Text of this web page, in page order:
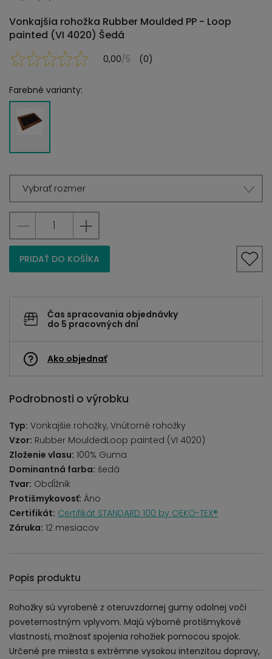
Vonkajšia rohožka Rubber Moulded PP - Loop
painted (VI 4020) Šedá
0,00/5 (0)
Farebné varianty:
Vybrať rozmer
PRIDAŤ DO KOŠÍKA
Čas spracovania objednávky
do 5 pracovných dní
Ako objednať
Podrobnosti o výrobku
Typ: Vonkajšie rohožky, Vnútorné rohožky
Vzor: Rubber MouldedLoop painted (VI 4020)
Zloženie vlasu: 100% Guma
Dominantná farba: šedá
Tvar: Obdĺžnik
Protišmykovosť: Áno
Certifikát: Certifikát STANDARD 100 by OEKO-TEX®
Záruka: 12 mesiacov
Popis produktu
Rohožky sú vyrobené z oteruvzdornej gumy odolnej voči
poveternostným vplyvom. Majú výborné protišmykové
vlastnosti, možnosť spojenia rohožiek pomocou spojok.
Určené pre miesta s extrémne vysokou intenzitou dopravy,